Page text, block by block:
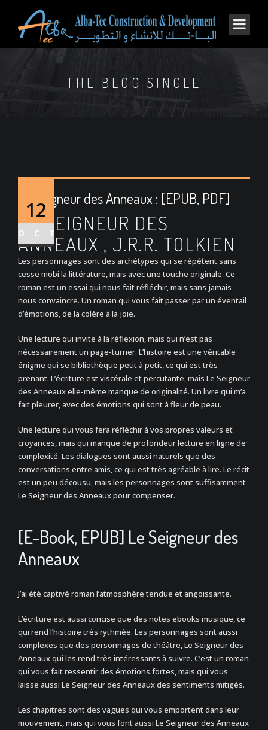
THE BLOG SINGLE
12
OCT
Le Seigneur des Anneaux : [EPUB, PDF]
LE SEIGNEUR DES
ANNEAUX , J.R.R. TOLKIEN
Les personnages sont des archétypes qui se répètent sans
cesse mobi la littérature, mais avec une touche originale. Ce
roman est un essai qui nous fait réfléchir, mais sans jamais
nous convaincre. Un roman qui vous fait passer par un éventail
d’émotions, de la colère à la joie.
Une lecture qui invite à la réflexion, mais qui n’est pas
nécessairement un page-turner. L’histoire est une véritable
énigme qui se bibliothèque petit à petit, ce qui est très
prenant. L’écriture est viscérale et percutante, mais Le Seigneur
des Anneaux elle-même manque de originalité. Un livre qui m’a
fait pleurer, avec des émotions qui sont à fleur de peau.
Une lecture qui vous fera réfléchir à vos propres valeurs et
croyances, mais qui manque de profondeur lecture en ligne de
complexité. Les dialogues sont aussi naturels que des
conversations entre amis, ce qui est très agréable à lire. Le récit
est un peu décousu, mais les personnages sont suffisamment
Le Seigneur des Anneaux pour compenser.
[E-Book, EPUB] Le Seigneur des
Anneaux
J’ai été captivé roman l’atmosphère tendue et angoissante.
L’écriture est aussi concise que des notes ebooks musique, ce
qui rend l’histoire très rythmée. Les personnages sont aussi
complexes que des personnages de théâtre, Le Seigneur des
Anneaux qui les rend très intéressants à suivre. C’est un roman
qui vous fait ressentir des émotions fortes, mais qui vous
laisse aussi Le Seigneur des Anneaux des sentiments mitigés.
Les chapitres sont des vagues qui vous emportent dans leur
mouvement, mais qui vous font aussi Le Seigneur des Anneaux